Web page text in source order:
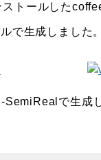
ストールした
で生成しました。
SemiRealで生成